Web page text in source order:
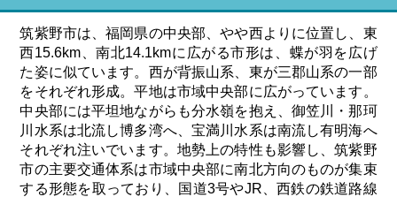
筑紫野市は、福岡県の中央部、やや西よりに位置し、東
西15.6km、南北14.1kmに広がる市形は、蝶が羽を広げ
た姿に似ています。西が背振山系、東が三郡山系の一部
をそれぞれ形成。平地は市域中央部に広がっています。
中央部には平坦地ながらも分水嶺を抱え、御笠川・那珂
川水系は北流し博多湾へ、宝満川水系は南流し有明海へ
それぞれ注いでいます。地勢上の特性も影響し、筑紫野
市の主要交通体系は市域中央部に南北方向のものが集束
する形態を取っており、国道3号やJR、西鉄の鉄道路線